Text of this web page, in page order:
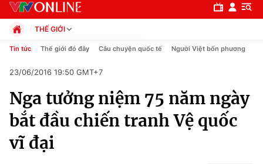
Chuyên mục
Chính trị
Xã hội
THẾ GIỚI
Chính trị
Pháp luật
Kinh tế
Thể thao
Truyền hình
Văn hóa - Giải trí
Y tế
Tin tức Thế giới đó đây Câu chuyện quốc tế Người Việt bốn phương
23/06/2016 19:50 GMT+7
Nga tưởng niệm 75 năm ngày
bắt đầu chiến tranh Vệ quốc
vĩ đại